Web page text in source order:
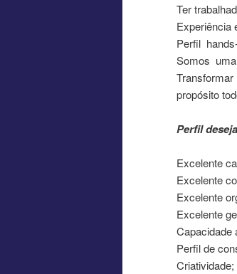
Ter
Experiência
Perfil
Somos
propósito
Perfil
Excelente
Excelente
Excelente
Excelente
Capacidade
Perfil de
Criatividade;